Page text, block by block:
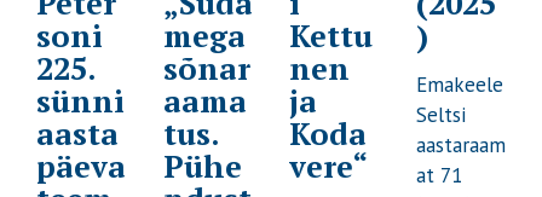
soni
225.
sünni
aasta
päeva
mega
sõnar
aama
tus.
Pühe
Kettu
nen
ja
Koda
vere“
)
Emakeele
Seltsi
aastaraam
at 71